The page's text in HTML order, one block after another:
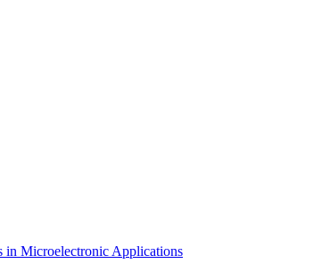
in Microelectronic Applications